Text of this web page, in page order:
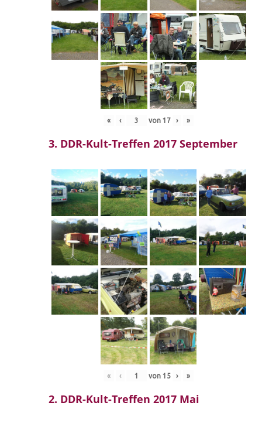
« ‹ von 17 › »
3. DDR-Kult-Treffen 2017 September
« ‹ von 15 › »
2. DDR-Kult-Treffen 2017 Mai